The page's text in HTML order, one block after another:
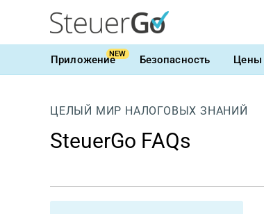
ПриложениеNEW Безопасность Цены
ЦЕЛЫЙ МИР НАЛОГОВЫХ ЗНАНИЙ
SteuerGo FAQs